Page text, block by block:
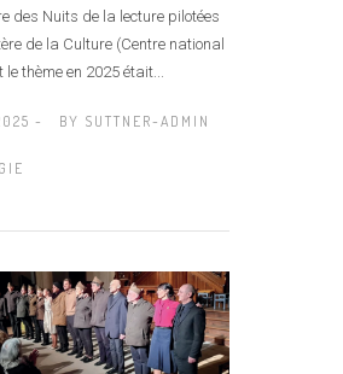
des Nuits de la lecture pilotées
de la Culture (Centre national
le thème en 2025 était...
- BY SUTTNER-ADMIN